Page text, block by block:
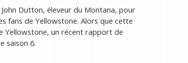
Dutton, éleveur du Montana, pour
fans de Yellowstone. Alors que cette
Yellowstone, un récent rapport de
saison 6.